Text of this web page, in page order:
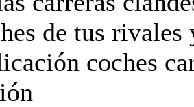
de tus
coches